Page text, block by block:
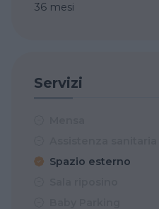
36 mesi
Servizi
Spazio esterno